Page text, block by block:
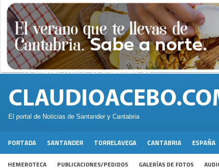
El portal de Noticias de Santander y Cantabria
PORTADA SANTANDER TORRELAVEGA CANTABRIA ESPAÑA
HEMEROTECA PUBLICACIONES/PEDIDOS GALERÍAS DE FOTOS